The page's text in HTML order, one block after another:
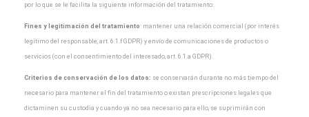
por lo que se le facilita la siguiente información del tratamiento:
Fines y legitimación del tratamiento : mantener una relación comercial (por interés
legítimo del responsable, art. 6.1.f GDPR) y envío de comunicaciones de productos o
servicios (con el consentimiento del interesado, art. 6.1.a GDPR).
Criterios de conservación de los datos: se conservarán durante no más tiempo del
necesario para mantener el fin del tratamiento o existan prescripciones legales que
dictaminen su custodia y cuando ya no sea necesario para ello, se suprimirán con